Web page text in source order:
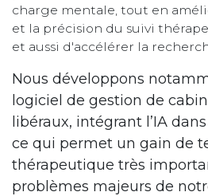
charge mentale, tout en
et la précision du suivi
et aussi d'accélérer la
Nous développons
logiciel de gestion de
libéraux, intégrant l’IA
ce qui permet un gain de
thérapeutique très
problèmes majeurs de